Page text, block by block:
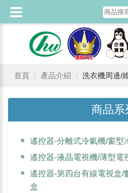
首頁 產品介紹 洗衣機周邊/
商品系
遙控器-分離式冷氣機/窗型
遙控器-液晶電視機/薄型電
遙控器-第四台有線電視盒/
盒